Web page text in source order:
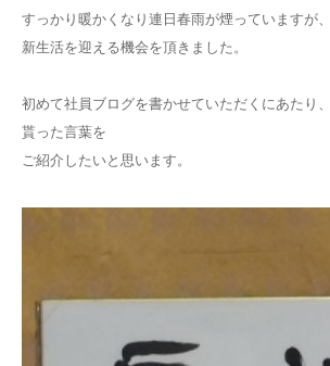
すっかり暖かくなり連日春雨が煙っていますが
新生活を迎える機会を頂きました。
初めて社員ブログを書かせていただくにあたり
貰った言葉を
ご紹介したいと思います。